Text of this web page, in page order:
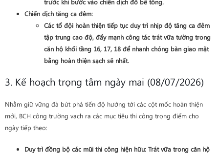
trước khi bước vào chiến dịch đổ bê tông.
Chiến dịch tăng ca đêm:
Các tổ đội hoàn thiện tiếp tục duy trì nhịp độ tăng ca đêm
tập trung cao độ, đẩy mạnh công tác trát vữa tường trong
căn hộ khối tầng 16, 17, 18 để nhanh chóng bàn giao mặt
bằng hoàn thiện sạch sẽ nhất.
3. Kế hoạch trọng tâm ngày mai (08/07/2026)
Nhằm giữ vững đà bứt phá tiến độ hướng tới các cột mốc hoàn thiện
mới, BCH công trường vạch ra các mục tiêu thi công trọng điểm cho
ngày tiếp theo:
Duy trì đồng bộ các mũi thi công hiện hữu: Trát vữa trong căn hộ